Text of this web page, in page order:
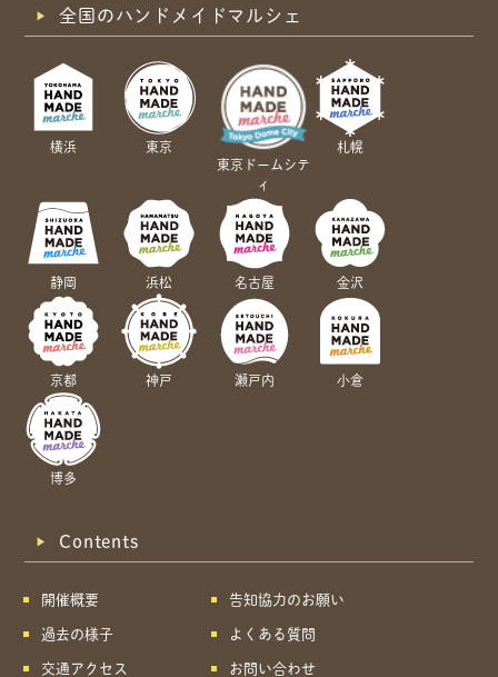
共有方法を選択
全国のハンドメイドマルシェ
横浜
東京
東京ドームシテ
ィ
札幌
静岡 浜松 名古屋 金沢
京都 神戸 瀬戸内 小倉
博多
Contents
開催概要
過去の様子
交通アクセス
告知協力のお願い
よくある質問
お問い合わせ